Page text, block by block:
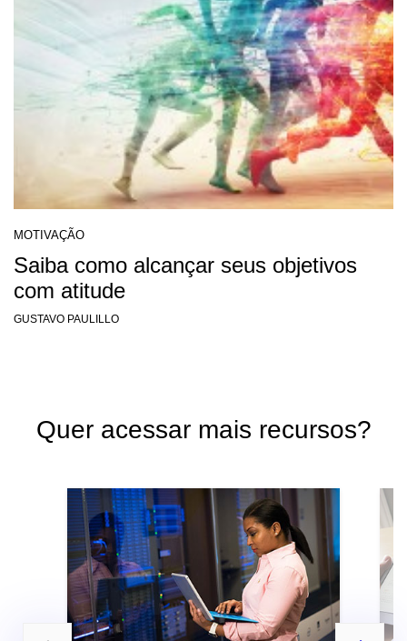
MOTIVAÇÃO
Saiba como alcançar seus objetivos
com atitude
GUSTAVO PAULILLO
Quer acessar mais recursos?